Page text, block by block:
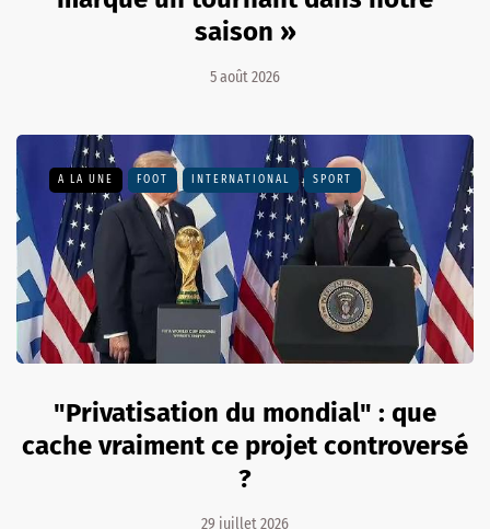
saison »
5 août 2026
A LA UNE FOOT INTERNATIONAL SPORT
"Privatisation du mondial" : que
cache vraiment ce projet controversé
?
29 juillet 2026